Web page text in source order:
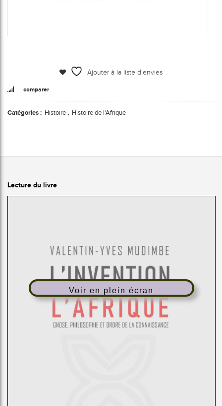
Ajouter à la liste d’envies
comparer
Catégories : Histoire , Histoire de l'Afrique
Lecture du livre
Voir en plein écran